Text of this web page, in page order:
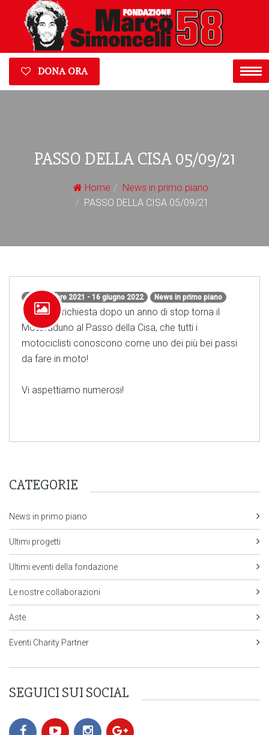
DONA ORA
PASSO DELLA CISA 05/09/21
Home
News in primo piano
PASSO DELLA CISA 05/09/21
1 settembre 2021 - 16 giugno 2022 News in primo piano
A grande richiesta dopo un anno di stop torna il
Motoraduno al Passo della Cisa, che tutti i
motociclisti conoscono come uno dei più bei passi
da fare in moto!
Vi aspettiamo numerosi!
CATEGORIE
News in primo piano
Ultimi progetti
Ultimi eventi della fondazione
Le nostre collaborazioni
Aste
Eventi Charity Partner
SEGUICI SUI SOCIAL